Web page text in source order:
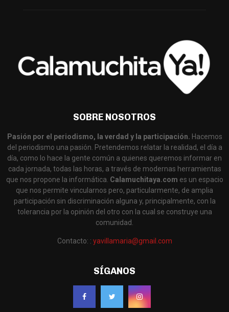
SOBRE NOSOTROS
Pasión por el periodismo, la verdad y la participación. Hacemos
del periodismo una pasión. Pretendemos relatar la realidad, el día a
día, como lo hace la gente común a quienes queremos informar en
cada jornada, todas las horas, a través de modernas herramientas
que nos propone la informática. Calamuchitaya.com es un espacio
que nos permite vincularnos pero, particularmente, de amplia
participación sin discriminación alguna y, principalmente, con la
tolerancia por la opinión del otro con la cual se construye una
comunidad.
Contacto: : yavillamaria@gmail.com
SÍGANOS